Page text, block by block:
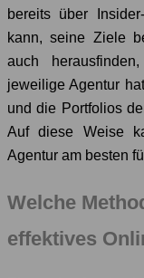
bereits über
kann, seine Ziele
auch
jeweilige Agentur
und die Portfolios
Auf diese Weise
Agentur am besten
Welche
effektives